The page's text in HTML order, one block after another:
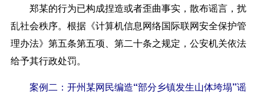
郑某的行为已构成捏造或者歪曲事实，散布谣言，扰
乱社会秩序。根据《计算机信息网络国际联网安全保护管
理办法》第五条第五项、第二十条之规定，公安机关依法
给予其行政处罚。
案例二：开州某网民编造“部分乡镇发生山体垮塌”谣